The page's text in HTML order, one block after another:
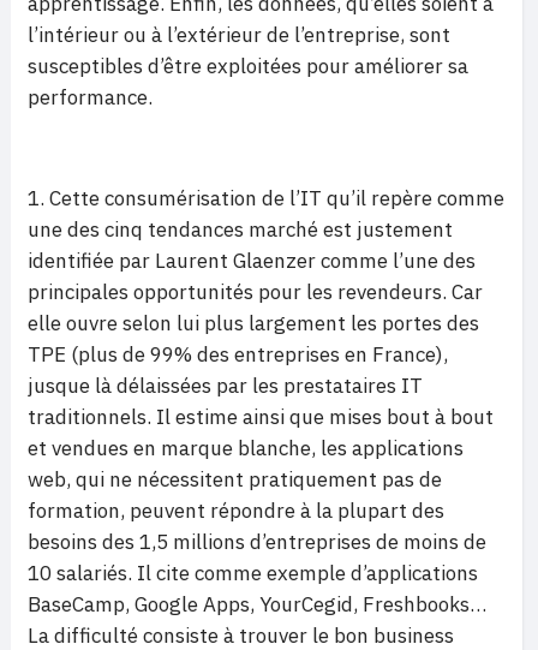
l’intérieur ou à l’extérieur de l’entreprise, sont
susceptibles d’être exploitées pour améliorer sa
performance.
1. Cette consumérisation de l’IT qu’il repère comme
une des cinq tendances marché est justement
identifiée par Laurent Glaenzer comme l’une des
principales opportunités pour les revendeurs. Car
elle ouvre selon lui plus largement les portes des
TPE (plus de 99% des entreprises en France),
jusque là délaissées par les prestataires IT
traditionnels. Il estime ainsi que mises bout à bout
et vendues en marque blanche, les applications
web, qui ne nécessitent pratiquement pas de
formation, peuvent répondre à la plupart des
besoins des 1,5 millions d’entreprises de moins de
10 salariés. Il cite comme exemple d’applications
BaseCamp, Google Apps, YourCegid, Freshbooks…
La difficulté consiste à trouver le bon business